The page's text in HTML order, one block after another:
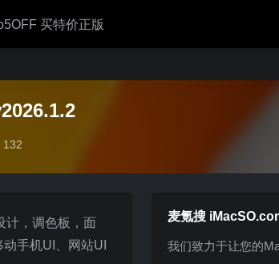
买特价正版
132
计，调色板，面
手机UI、网站UI
麦氪搜
我们致力于让您的